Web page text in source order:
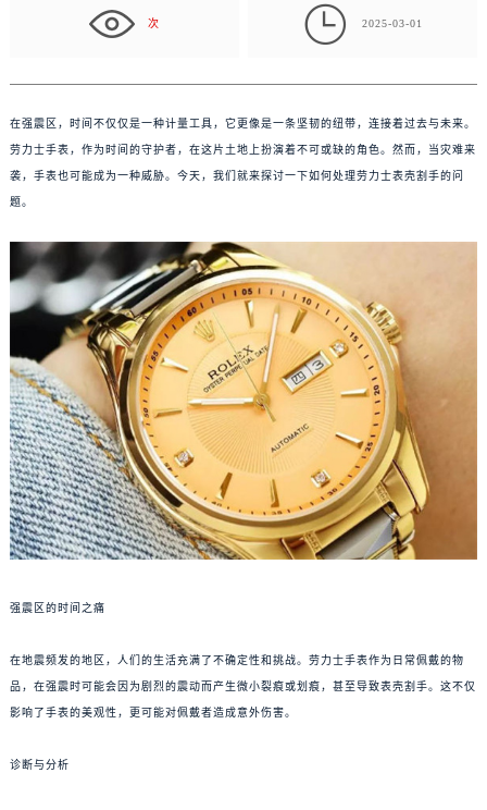
次  2025-03-01
在强震区，时间不仅仅是一种计量工具，它更像是一条坚韧的纽带，连接着过去与未来。
劳力士手表，作为时间的守护者，在这片土地上扮演着不可或缺的角色。然而，当灾难来
袭，手表也可能成为一种威胁。今天，我们就来探讨一下如何处理劳力士表壳割手的问
题。
强震区的时间之痛
在地震频发的地区，人们的生活充满了不确定性和挑战。劳力士手表作为日常佩戴的物
品，在强震时可能会因为剧烈的震动而产生微小裂痕或划痕，甚至导致表壳割手。这不仅
影响了手表的美观性，更可能对佩戴者造成意外伤害。
诊断与分析